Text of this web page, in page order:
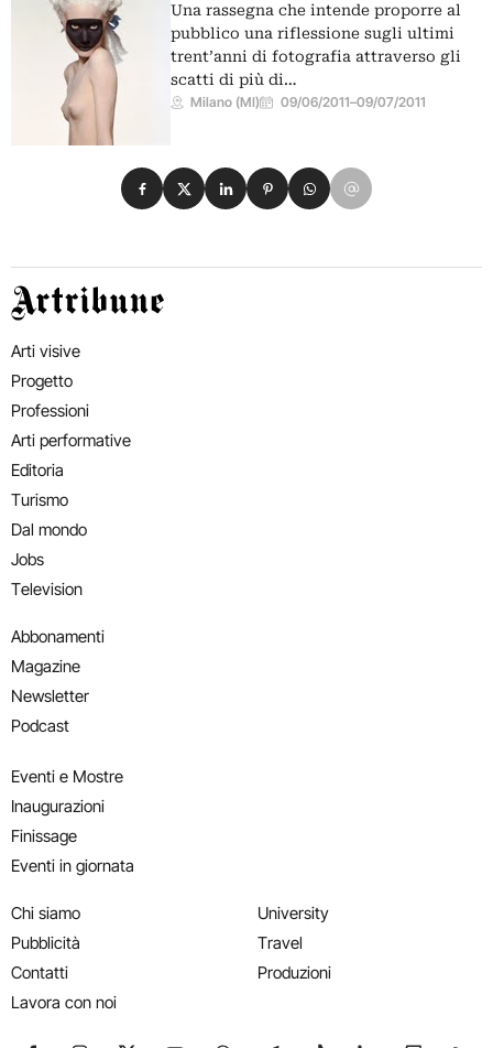
Una rassegna che intende proporre al
pubblico una riflessione sugli ultimi
trent’anni di fotografia attraverso gli
scatti di più di…
Milano (MI) 09/06/2011–09/07/2011
Condividi su Facebook
Condividi su X
Condividi su LinkedIn
Condividi su Pinterest
Condividi su WhatsApp
Condividi su Email
Artribune
Arti visive
Progetto
Professioni
Arti performative
Editoria
Turismo
Dal mondo
Jobs
Television
Abbonamenti
Magazine
Newsletter
Podcast
Eventi e Mostre
Inaugurazioni
Finissage
Eventi in giornata
Chi siamo
Pubblicità
Contatti
Lavora con noi
University
Travel
Produzioni